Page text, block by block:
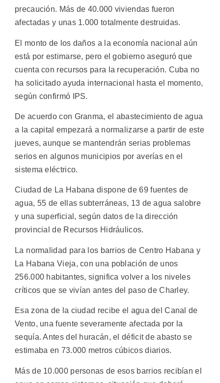
precaución. Más de 40.000 viviendas fueron
afectadas y unas 1.000 totalmente destruidas.
El monto de los daños a la economía nacional aún
está por estimarse, pero el gobierno aseguró que
cuenta con recursos para la recuperación. Cuba no
ha solicitado ayuda internacional hasta el momento,
según confirmó IPS.
De acuerdo con Granma, el abastecimiento de agua
a la capital empezará a normalizarse a partir de este
jueves, aunque se mantendrán serias problemas
serios en algunos municipios por averías en el
sistema eléctrico.
Ciudad de La Habana dispone de 69 fuentes de
agua, 55 de ellas subterráneas, 13 de agua salobre
y una superficial, según datos de la dirección
provincial de Recursos Hidráulicos.
La normalidad para los barrios de Centro Habana y
La Habana Vieja, con una población de unos
256.000 habitantes, significa volver a los niveles
críticos que se vivían antes del paso de Charley.
Esa zona de la ciudad recibe el agua del Canal de
Vento, una fuente severamente afectada por la
sequía. Antes del huracán, el déficit de abasto se
estimaba en 73.000 metros cúbicos diarios.
Más de 10.000 personas de esos barrios recibían el